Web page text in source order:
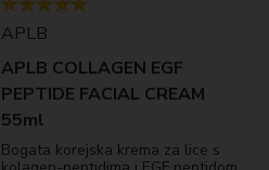
APLB
APLB COLLAGEN EGF
PEPTIDE FACIAL CREAM
55ml
Bogata korejska krema za lice s